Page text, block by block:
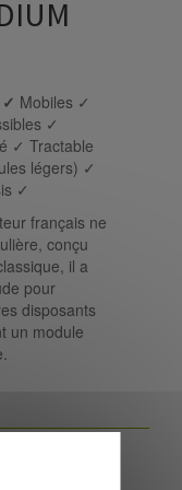
✓ Mobiles ✓
✓
✓ Tractable
légers) ✓
✓
français ne
conçu
il a
pour
disposants
un module